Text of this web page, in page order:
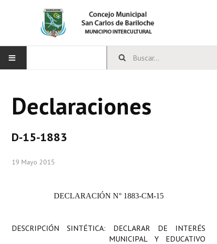
CONCEJO
Comisiones Permanentes
Programas
Declaraciones
D-15-1883
19 Mayo 2015
DECLARACIÓN N° 1883-CM-15
DESCRIPCIÓN SINTÉTICA: DECLARAR DE INTERÉS
MUNICIPAL Y EDUCATIVO